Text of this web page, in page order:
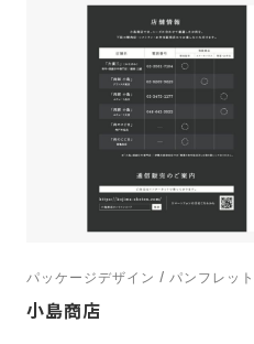
パッケージデザイン / パンフレッ
小島商店